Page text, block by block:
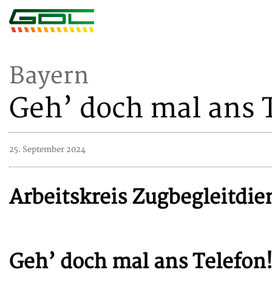
Bayern
Geh’ doch mal ans
25. September 2024
Arbeitskreis
Geh’ doch mal ans Telefon!